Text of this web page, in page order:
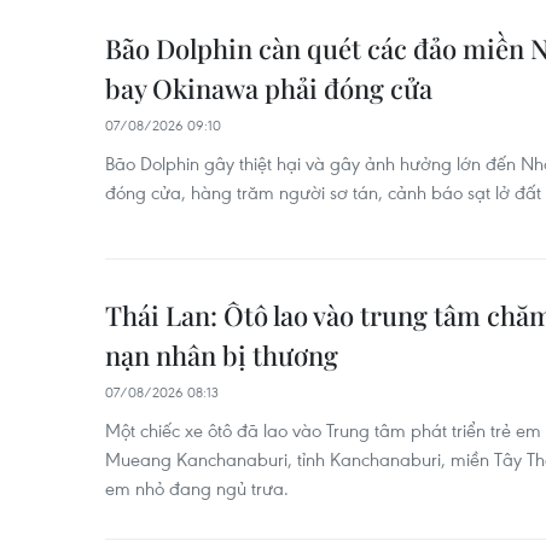
Bão Dolphin càn quét các đảo miền
bay Okinawa phải đóng cửa
07/08/2026 09:10
Bão Dolphin gây thiệt hại và gây ảnh hưởng lớn đến
đóng cửa, hàng trăm người sơ tán, cảnh báo sạt lở đất
Thái Lan: Ôtô lao vào trung tâm
nạn nhân bị thương
07/08/2026 08:13
Một chiếc xe ôtô đã lao vào Trung tâm phát triển trẻ em
Mueang Kanchanaburi, tỉnh Kanchanaburi, miền Tây
em nhỏ đang ngủ trưa.